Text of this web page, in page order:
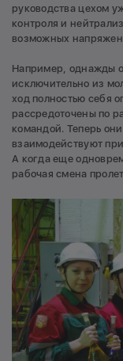
руководства цехом
контроля и
возможных
Например, однажды
исключительно из
ход полностью себя
рассредоточены по
командой. Теперь
взаимодействуют
А когда еще
рабочая смена